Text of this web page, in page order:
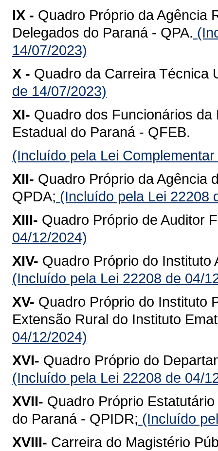
IX - Quadro Próprio da Agência
Delegados do Paraná - QPA.
14/07/2023)
X - Quadro da Carreira Técnica
de 14/07/2023)
XI- Quadro dos Funcionários
Estadual do Paraná - QFEB.
(Incluído pela Lei
XII- Quadro Próprio da Agência
QPDA; (Incluído pela Lei 22208
XIII- Quadro Próprio de Auditor
04/12/2024)
XIV- Quadro Próprio do Instituto
(Incluído pela Lei 22208 de 04/
XV- Quadro Próprio do Instituto
Extensão Rural do Instituto
04/12/2024)
XVI- Quadro Próprio do
(Incluído pela Lei 22208 de 04/
XVII- Quadro Próprio
do Paraná - QPIDR; (Incluído
XVIII- Carreira do Magistério